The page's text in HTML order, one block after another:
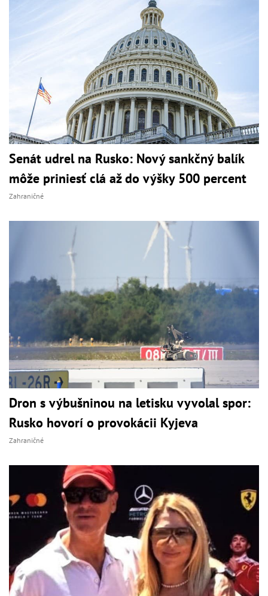
Senát udrel na Rusko: Nový sankčný balík
môže priniesť clá až do výšky 500 percent
Zahraničné
Dron s výbušninou na letisku vyvolal spor:
Rusko hovorí o provokácii Kyjeva
Zahraničné